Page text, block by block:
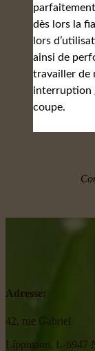
dès lors la
lors
ainsi de
travailler de
interruption
coupe.
Adresse:
42, rue Gabriel
Lippmann, L-6947